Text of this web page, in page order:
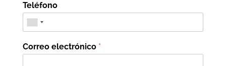
Teléfono
Correo electrónico *